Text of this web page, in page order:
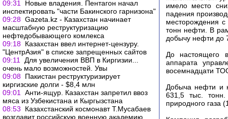
09:31
Новые владения. Пентагон начал
инспектировать "части Бакинского гарнизона"
09:28 Gazeta.kz - Казахстан начинает
масштабную реструктуризацию
нефтедобывающего комлекса
09:18 Казахстан ввел интернет-цензуру.
"ЦентрАзия" в списке запрещенных сайтов
09:11
Для увеличения ВВП в Киргизии...
очень мало возможностей. Увы
09:08 Пакистан реструктуризирует
киргизские долги - $8,4 млн
09:01
Анти-ящур. Казахстан запретил ввоз
мяса из Узбекистана и Кыргызстана
08:53
Казахстанский космонавт Т.Мусабаев
возглавит российскую военную академию
имело место
падения
месторождения
тонн нефти. В
добычу нефти до
До настоящего
аппарата
восемнадцати
Добыча нефти и
631,5 тыс.
природного газа